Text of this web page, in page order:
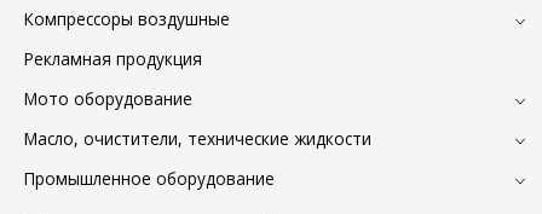
Компрессоры воздушные
Рекламная продукция
Мото оборудование
Масло, очистители, технические жидкости
Промышленное оборудование